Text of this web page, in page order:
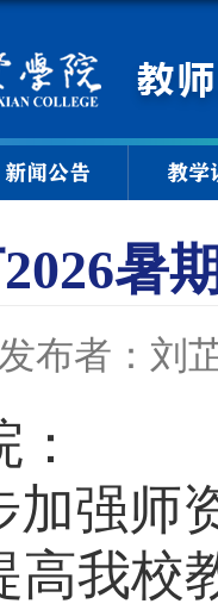
新闻公告 教学
暑
发布者：刘
加强师
高我校